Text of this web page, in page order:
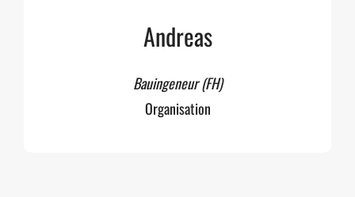
Andreas
Bauingeneur (FH)
Organisation